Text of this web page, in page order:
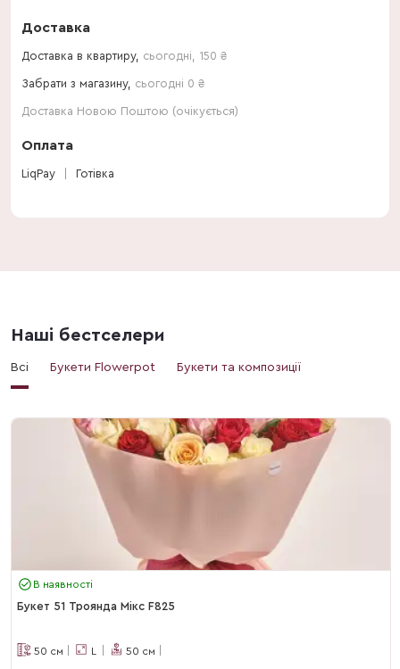
Доставка
Доставка в квартиру, сьогодні 150 ₴
Забрати з магазину, сьогодні 0 ₴
Доставка Новою Поштою (очікується)
Оплата
LiqPay Готівка
Наші бестселери
Всі Букети Flowerpot Букети та композиції
В наявності
Букет 51 Троянда Мікс F825
50 см L 50 см